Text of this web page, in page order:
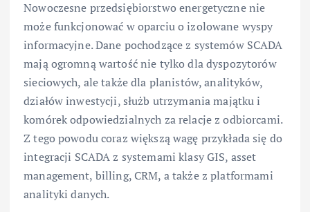
Nowoczesne przedsiębiorstwo energetyczne nie
może funkcjonować w oparciu o izolowane wyspy
informacyjne. Dane pochodzące z systemów SCADA
mają ogromną wartość nie tylko dla dyspozytorów
sieciowych, ale także dla planistów, analityków,
działów inwestycji, służb utrzymania majątku i
komórek odpowiedzialnych za relacje z odbiorcami.
Z tego powodu coraz większą wagę przykłada się do
integracji SCADA z systemami klasy GIS, asset
management, billing, CRM, a także z platformami
analityki danych.